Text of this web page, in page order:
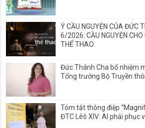
Ý CẦU NGUYỆN CỦA ĐỨC
6/2026: CẦU NGUYỆN CHO
THỂ THAO
Đức Thánh Cha bổ nhiệm
Tổng trưởng Bộ Truyền
Tóm tắt thông điệp
ĐTC Lêô XIV: AI phải phục